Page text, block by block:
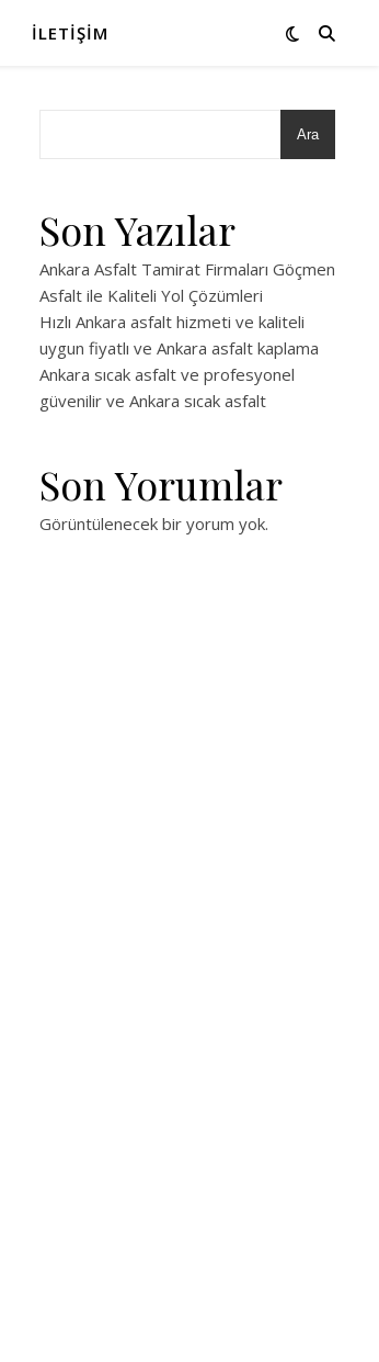
İLETIŞIM
Ara
Son Yazılar
Ankara Asfalt Tamirat Firmaları Göçmen
Asfalt ile Kaliteli Yol Çözümleri
Hızlı Ankara asfalt hizmeti ve kaliteli
uygun fiyatlı ve Ankara asfalt kaplama
Ankara sıcak asfalt ve profesyonel
güvenilir ve Ankara sıcak asfalt
Son Yorumlar
Görüntülenecek bir yorum yok.